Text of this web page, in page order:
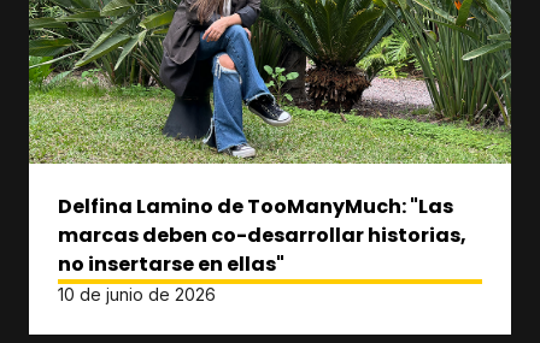
Delfina Lamino de TooManyMuch: "Las
marcas deben co-desarrollar historias,
no insertarse en ellas"
10 de junio de 2026